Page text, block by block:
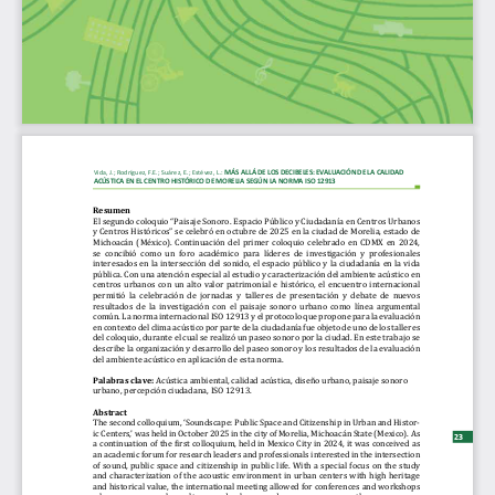
23
Resumen
El segundo coloquio “Paisaje Sonoro. Espacio Público y Ciudadanía en Centros Urbanos
y Centros Históricos” se celebró en octubre de 2025 en la ciudad de Morelia, estado de
Michoacán  (México).  Continuación  del  primer  coloquio  celebrado  en  CDMX  en  2024,
se  concibió  como  un  foro  académico  para  líderes  de  investigación  y  profesionales
interesados en la intersección del sonido, el espacio público y la ciudadanía en la vida
pública. Con una atención especial al estudio y caracterización del ambiente acústico en
centros  urbanos  con  un  alto  valor  patrimonial  e  histórico,  el  encuentro  internacional
permitió  la  celebración  de  jornadas  y  talleres  de  presentación  y  debate  de  nuevos
resultados  de  la  investigación  con  el  paisaje  sonoro  urbano  como  línea  argumental
común. La norma internacional ISO 12913 y el protocolo que propone para la evaluación
en contexto del clima acústico por parte de la ciudadanía fue objeto de uno de los talleres
del coloquio, durante el cual se realizó un paseo sonoro por la ciudad. En este trabajo se
describe la organización y desarrollo del paseo sonoro y los resultados de la evaluación
del ambiente acústico en aplicación de esta norma.
Palabras clave: Acústica ambiental, calidad acústica, diseño urbano, paisaje sonoro
urbano, percepción ciudadana, ISO 12913.
Abstract
The second colloquium, ‘Soundscape: Public Space and Citizenship in Urban and Histor-
ic Centers,’ was held in October 2025 in the city of Morelia, Michoacán State (Mexico). As
a continuation of the first colloquium, held in Mexico City in 2024, it was conceived as
an academic forum for research leaders and professionals interested in the intersection
of  sound,  public  space  and  citizenship  in  public  life.  With  a  special  focus  on  the  study
and  characterization  of  the  acoustic  environment  in  urban  centers  with  high  heritage
and historical value, the international meeting allowed for conferences and workshops
Vida, J.; Rodríguez, F.E.; Suárez, E.; Estévez, L.: MÁS ALLÁ DE LOS DECIBELES: EVALUACIÓN DE LA CALIDAD
ACÚSTICA EN EL CENTRO HISTÓRICO DE MORELIA SEGÚN LA NORMA ISO 12913